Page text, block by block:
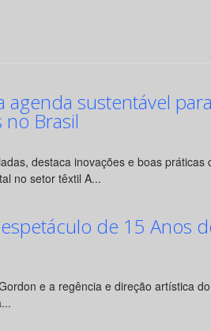
agenda sustentável
no Brasil
destaca inovações e boas práticas
no setor têxtil A...
de 15 Anos
e a regência e direção artística